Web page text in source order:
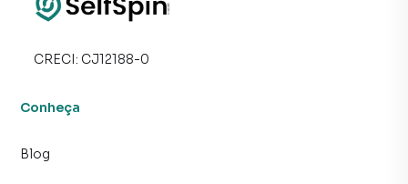
GÁS. A SELFSPIN NÃO PEDE DEPÓSITO PARA GARANTIA
SERÃO EFETUADOS APÓS A ASSINATURA DO
CRECI: CJ12188-0
Conheça
Blog